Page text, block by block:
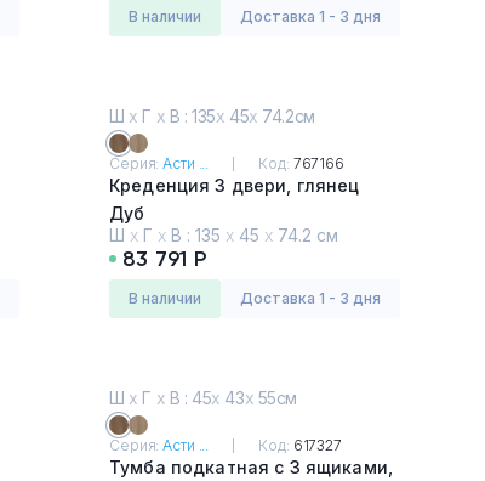
в наличии Доставка 1 - 3 дня
Ш х Г х В : 135х 45х 74.2см
Серия:Асти ... Код: 767166
Креденция 3 двери, глянец
Дуб
Ш х Г х В : 135 х 45 х 74.2 см
83 791 Р
в наличии Доставка 1 - 3 дня
Ш х Г х В : 45х 43х 55см
Серия:Асти ... Код: 617327
Тумба подкатная с 3 ящиками,